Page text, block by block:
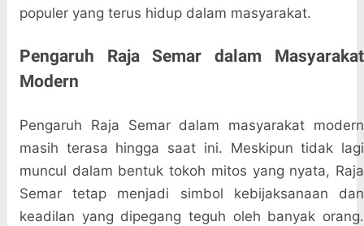
populer yang terus hidup dalam masyarakat.
Pengaruh Raja Semar dalam Masyarakat
Modern
Pengaruh Raja Semar dalam masyarakat modern
masih terasa hingga saat ini. Meskipun tidak lagi
muncul dalam bentuk tokoh mitos yang nyata, Raja
Semar tetap menjadi simbol kebijaksanaan dan
keadilan yang dipegang teguh oleh banyak orang.